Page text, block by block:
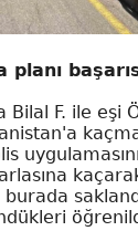
Bilal F. ile eşi